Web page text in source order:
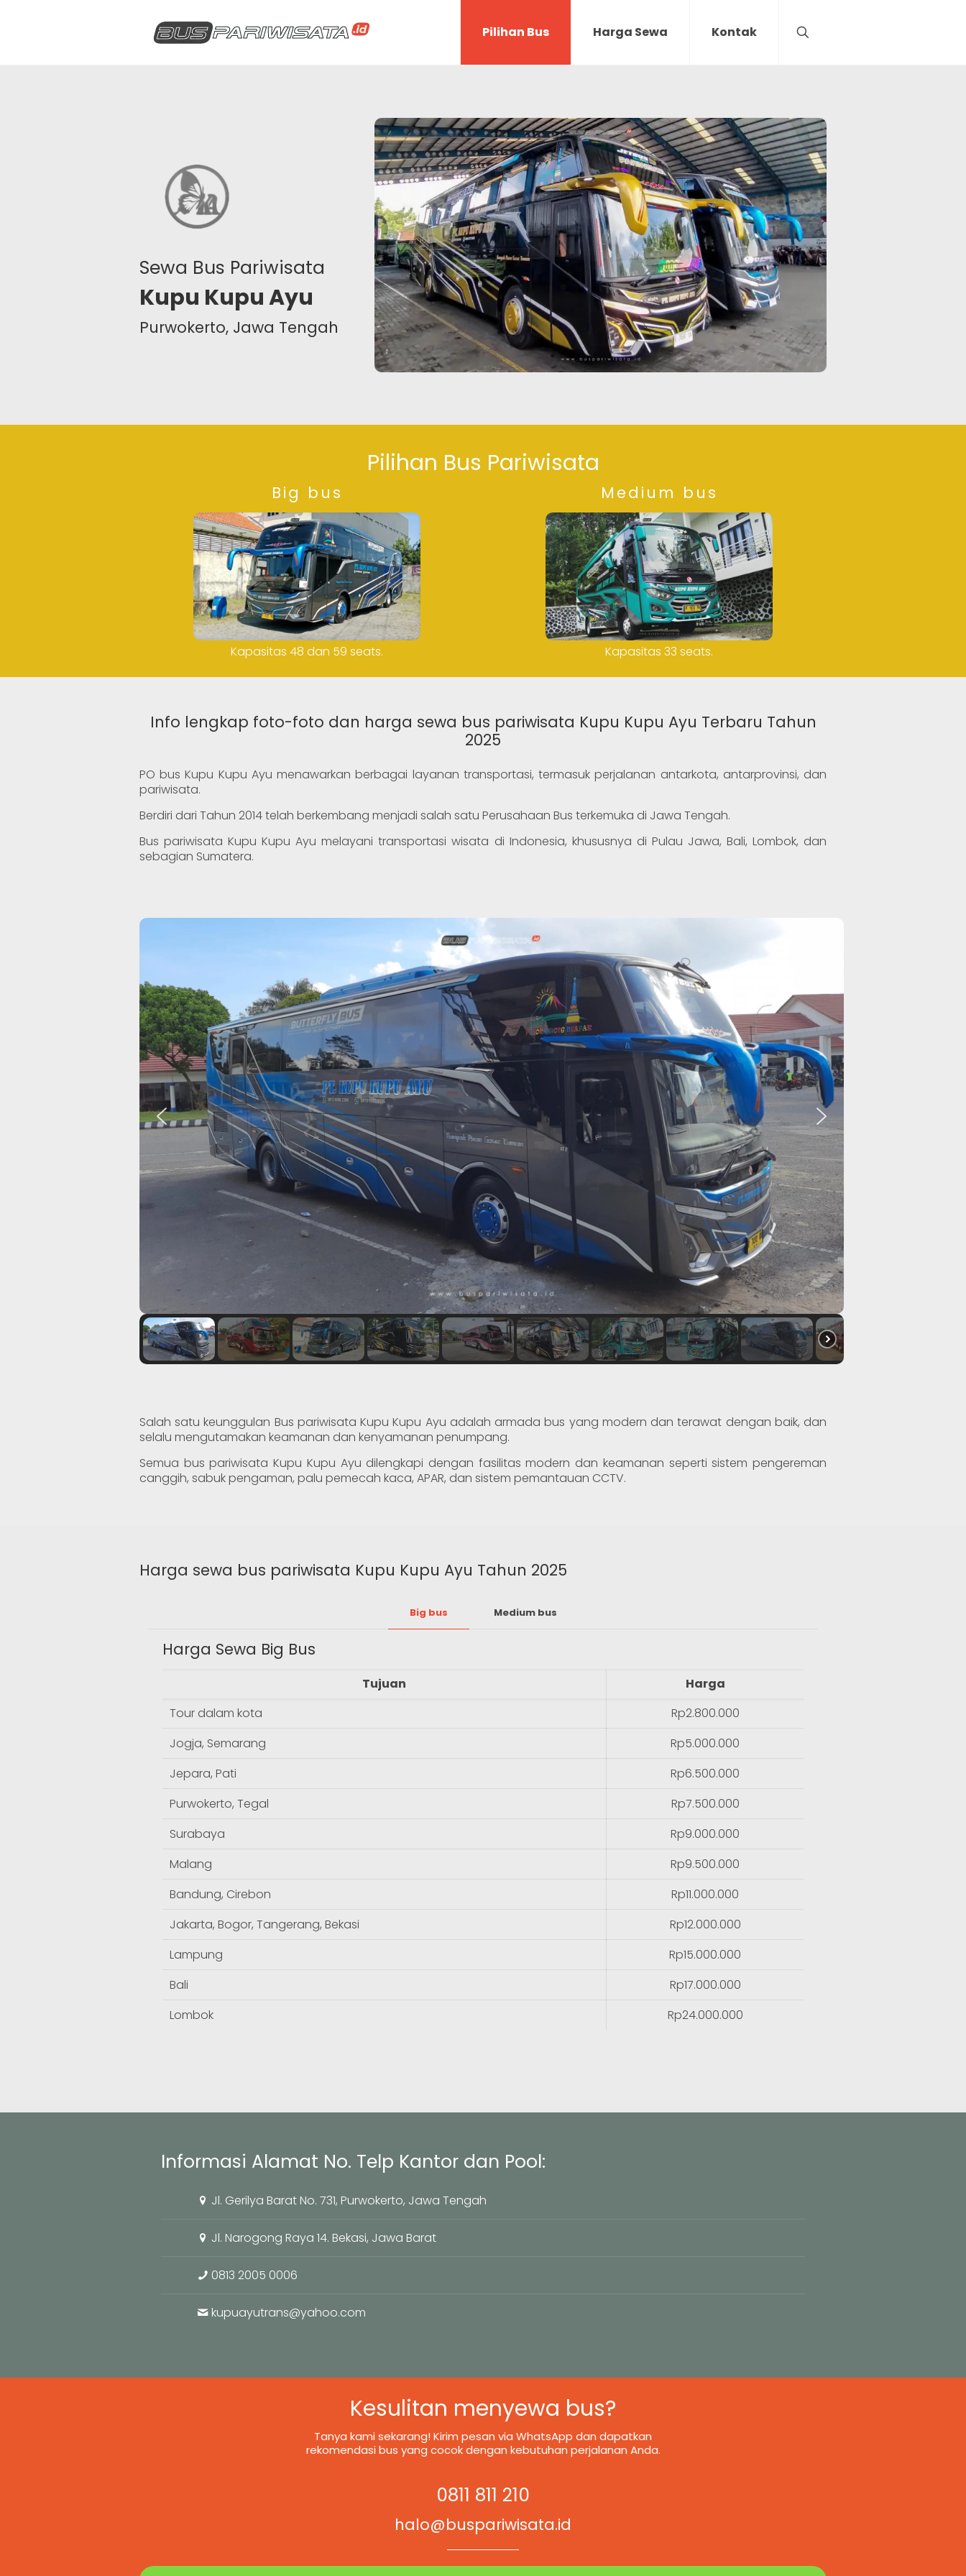
Pilihan Bus Harga Sewa Kontak
Sewa Bus Pariwisata
Kupu Kupu Ayu
Purwokerto, Jawa Tengah
Pilihan Bus Pariwisata
Big bus
Kapasitas 48 dan 59 seats.
Medium bus
Kapasitas 33 seats.
Info lengkap foto-foto dan harga sewa bus pariwisata Kupu Kupu Ayu Terbaru Tahun
2025
PO bus Kupu Kupu Ayu menawarkan berbagai layanan transportasi, termasuk perjalanan antarkota, antarprovinsi, dan
pariwisata.
Berdiri dari Tahun 2014 telah berkembang menjadi salah satu Perusahaan Bus terkemuka di Jawa Tengah.
Bus pariwisata Kupu Kupu Ayu melayani transportasi wisata di Indonesia, khususnya di Pulau Jawa, Bali, Lombok, dan
sebagian Sumatera.
Salah satu keunggulan Bus pariwisata Kupu Kupu Ayu adalah armada bus yang modern dan terawat dengan baik, dan
selalu mengutamakan keamanan dan kenyamanan penumpang.
Semua bus pariwisata Kupu Kupu Ayu dilengkapi dengan fasilitas modern dan keamanan seperti sistem pengereman
canggih, sabuk pengaman, palu pemecah kaca, APAR, dan sistem pemantauan CCTV.
Harga sewa bus pariwisata Kupu Kupu Ayu Tahun 2025
Big bus Medium bus
Harga Sewa Big Bus
Tujuan
Harga
Tour dalam kota
Rp2.800.000
Jogja, Semarang
Rp5.000.000
Jepara, Pati
Rp6.500.000
Purwokerto, Tegal
Rp7.500.000
Surabaya
Rp9.000.000
Malang
Rp9.500.000
Bandung, Cirebon
Rp11.000.000
Jakarta, Bogor, Tangerang, Bekasi
Rp12.000.000
Lampung
Rp15.000.000
Bali
Rp17.000.000
Lombok
Rp24.000.000
Informasi Alamat No. Telp Kantor dan Pool:
Jl. Gerilya Barat No. 731, Purwokerto, Jawa Tengah
Jl. Narogong Raya 14. Bekasi, Jawa Barat
0813 2005 0006
kupuayutrans@yahoo.com
Kesulitan menyewa bus?
Tanya kami sekarang! Kirim pesan via WhatsApp dan dapatkan
rekomendasi bus yang cocok dengan kebutuhan perjalanan Anda.
0811 811 210
halo@buspariwisata.id